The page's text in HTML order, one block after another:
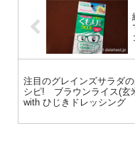
注目のグレインズサラダ
シピ! ブラウンライス(玄
with ひじきドレッシング